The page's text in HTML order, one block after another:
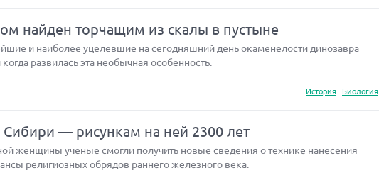
найден торчащим из скалы в пустыне
и наиболее уцелевшие на сегодняшний день окаменелости динозавра
развилась эта необычная особенность.
История
Биология
— рисункам на ней 2300 лет
женщины ученые смогли получить новые сведения о технике нанесения
религиозных обрядов раннего железного века.